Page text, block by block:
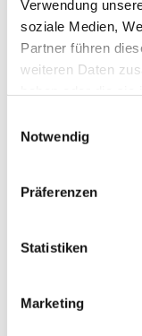
Verwendung
soziale Medien,
Partner führen
weiteren Daten
Notwendig
Präferenzen
Statistiken
Marketing